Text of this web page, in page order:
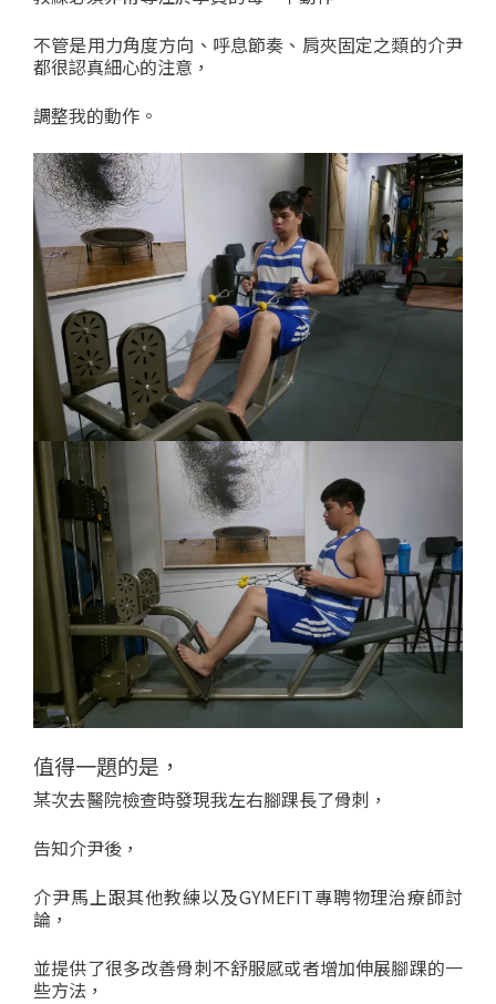
不管是用力角度方向、呼息節奏、肩夾固定之類的介尹
都很認真細心的注意，
調整我的動作。
值得一題的是，
某次去醫院檢查時發現我左右腳踝長了骨刺，
告知介尹後，
介尹馬上跟其他教練以及GYMEFIT專聘物理治療師討
論，
並提供了很多改善骨刺不舒服感或者增加伸展腳踝的一
些方法，